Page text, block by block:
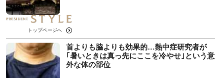
トップページへ
首よりも脇よりも効果的…熱中症研究者が
｢暑いときは真っ先にここを冷やせ｣という意
外な体の部位